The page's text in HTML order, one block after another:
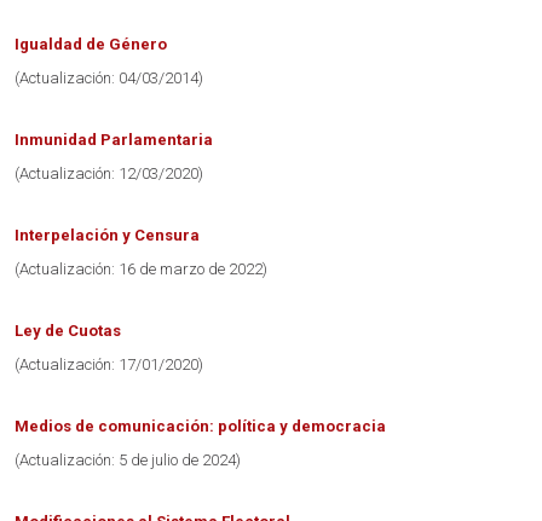
Igualdad de Género
(Actualización: 04/03/2014)
Inmunidad Parlamentaria
(Actualización: 12/03/2020)
Interpelación y Censura
(Actualización: 16 de marzo de 2022)
Ley de Cuotas
(Actualización: 17/01/2020)
Medios de comunicación: política y democracia
(Actualización: 5 de julio de 2024)